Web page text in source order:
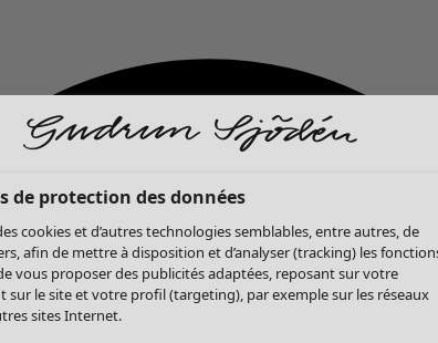
de protection des données
cookies et d’autres technologies semblables, entre autres, de
afin de mettre à disposition et d’analyser (tracking) les
vous proposer des publicités adaptées, reposant sur votre
sur le site et votre profil (targeting), par exemple sur les réseaux
sites Internet.